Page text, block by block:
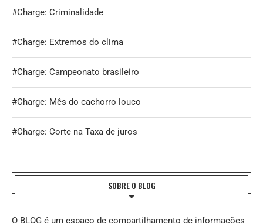
#Charge: Criminalidade
#Charge: Extremos do clima
#Charge: Campeonato brasileiro
#Charge: Mês do cachorro louco
#Charge: Corte na Taxa de juros
SOBRE O BLOG
O BLOG é um espaço de compartilhamento de informações